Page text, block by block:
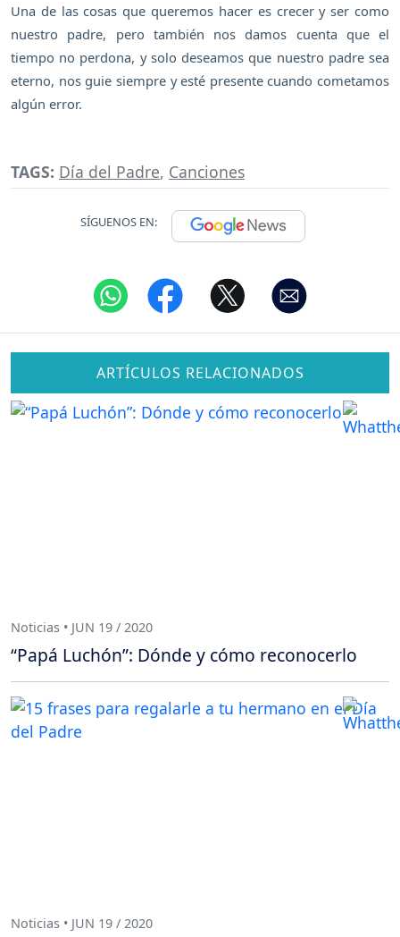
Una de las cosas que queremos hacer es crecer y ser como
nuestro padre, pero también nos damos cuenta que el
tiempo no perdona, y solo deseamos que nuestro padre sea
eterno, nos guie siempre y esté presente cuando cometamos
algún error.
TAGS: Día del Padre, Canciones
SÍGUENOS EN:
ARTÍCULOS RELACIONADOS
Noticias • JUN 19 / 2020
“Papá Luchón”: Dónde y cómo reconocerlo
Noticias • JUN 19 / 2020